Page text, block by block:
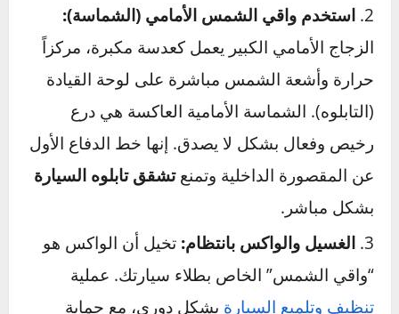
مرآب، تحت شجرة، أو في ظل مبنى هو خط دفاعك
الأول والأكثر فعالية. إنه مجاني ويحمي كل جزء من
سيارتك دفعة واحدة.
استخدم واقي الشمس الأمامي (الشماسة):
الزجاج الأمامي الكبير يعمل كعدسة مكبرة، مركزاً
حرارة وأشعة الشمس مباشرة على لوحة القيادة
(التابلوه). الشماسة الأمامية العاكسة هي درع
رخيص وفعال بشكل لا يصدق. إنها خط الدفاع الأول
عن المقصورة الداخلية وتمنع تشقق تابلوه السيارة